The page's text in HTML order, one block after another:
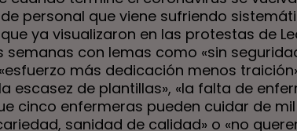
personal que viene sufriendo
ya visualizaron en las protestas de
semanas con lemas como «sin
más dedicación menos
escasez de plantillas», «la falta de
cinco enfermeras pueden cuidar de
sanidad de calidad» o «no